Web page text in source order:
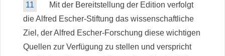
11
Mit der Bereitstellung der Edition verfolgt
die Alfred Escher-Stiftung das wissenschaftliche
Ziel, der Alfred Escher-Forschung diese wichtigen
Quellen zur Verfügung zu stellen und verspricht